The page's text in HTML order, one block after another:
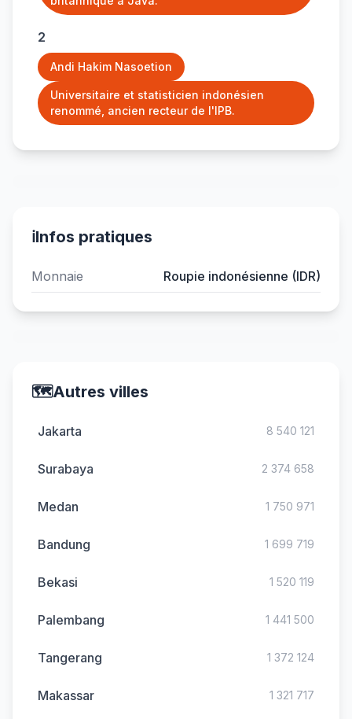
2
Andi Hakim Nasoetion
Universitaire et statisticien indonésien
renommé, ancien recteur de l'IPB.
ℹ️Infos pratiques
Monnaie Roupie indonésienne (IDR)
🗺️Autres villes
Jakarta 8 540 121
Surabaya 2 374 658
Medan 1 750 971
Bandung 1 699 719
Bekasi 1 520 119
Palembang 1 441 500
Tangerang 1 372 124
Makassar 1 321 717